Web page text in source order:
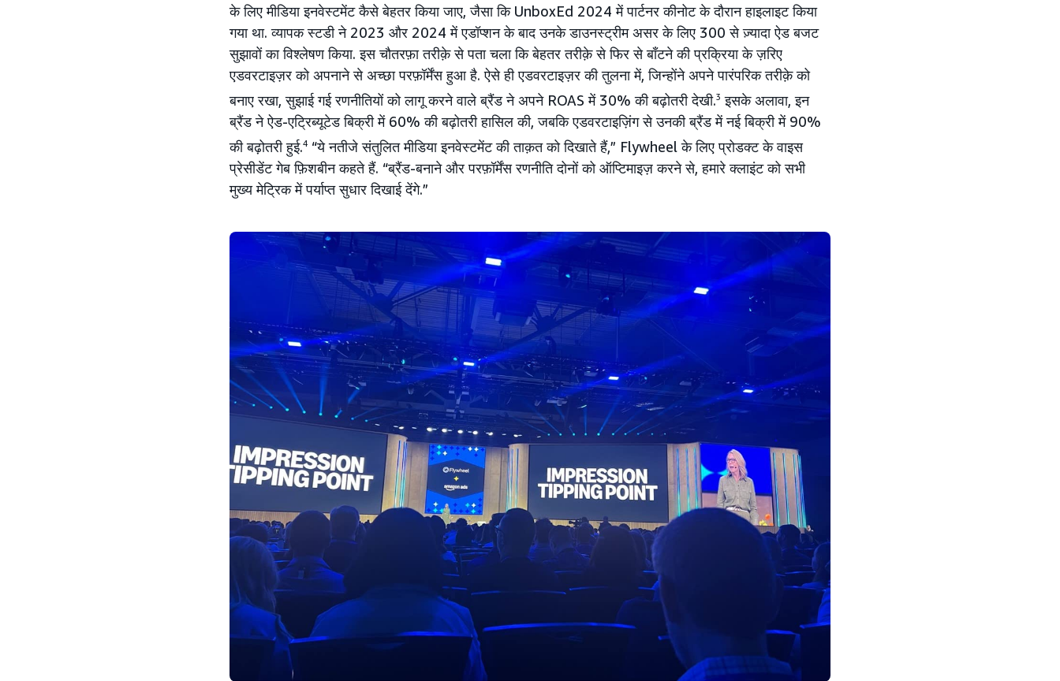
के लिए मीडिया इनवेस्टमेंट कैसे बेहतर किया जाए, जैसा कि UnboxEd 2024 में पार्टनर कीनोट के दौरान हाइलाइट किया
गया था. व्यापक स्टडी ने 2023 और 2024 में एडॉप्शन के बाद उनके डाउनस्ट्रीम असर के लिए 300 से ज़्यादा ऐड बजट
सुझावों का विश्लेषण किया. इस चौतरफ़ा तरीक़े से पता चला कि बेहतर तरीक़े से फिर से बाँटने की प्रक्रिया के ज़रिए
एडवरटाइज़र को अपनाने से अच्छा परफ़ॉर्मेंस हुआ है. ऐसे ही एडवरटाइज़र की तुलना में, जिन्होंने अपने पारंपरिक तरीक़े को
बनाए रखा, सुझाई गई रणनीतियों को लागू करने वाले ब्रैंड ने अपने ROAS में 30% की बढ़ोतरी देखी.3 इसके अलावा, इन
ब्रैंड ने ऐड-एट्रिब्यूटेड बिक्री में 60% की बढ़ोतरी हासिल की, जबकि एडवरटाइज़िंग से उनकी ब्रैंड में नई बिक्री में 90%
की बढ़ोतरी हुई.4 “ये नतीजे संतुलित मीडिया इनवेस्टमेंट की ताक़त को दिखाते हैं,” Flywheel के लिए प्रोडक्ट के वाइस
प्रेसीडेंट गेब फ़िशबीन कहते हैं. “ब्रैंड-बनाने और परफ़ॉर्मेंस रणनीति दोनों को ऑप्टिमाइज़ करने से, हमारे क्लाइंट को सभी
मुख्य मेट्रिक में पर्याप्त सुधार दिखाई देंगे.”